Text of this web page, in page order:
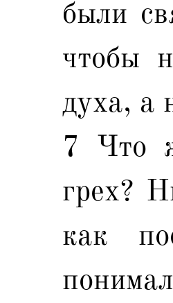
были
чтобы
духа, а
7 Что
грех?
как